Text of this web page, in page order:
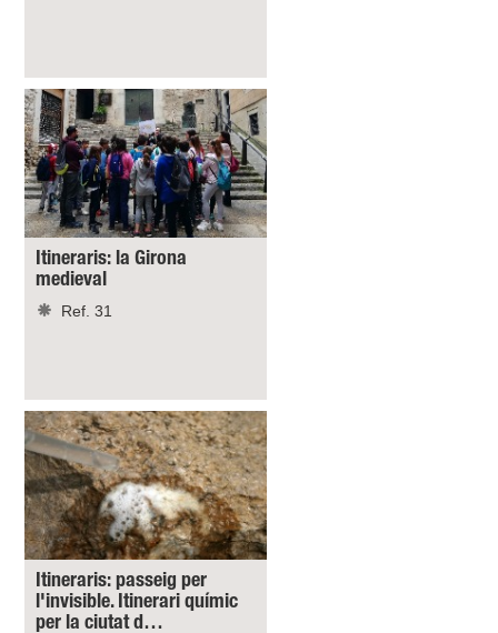
Itineraris: la Girona
medieval
Ref. 31
Itineraris: passeig per
l'invisible. Itinerari químic
per la ciutat d…